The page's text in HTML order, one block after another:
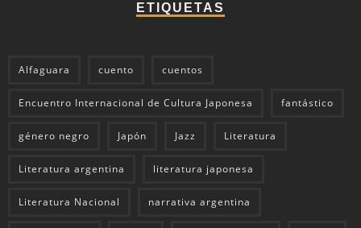
ETIQUETAS
Alfaguara cuento cuentos
Encuentro Internacional de Cultura Japonesa fantástico
género negro Japón Jazz Literatura
Literatura argentina literatura japonesa
Literatura Nacional narrativa argentina